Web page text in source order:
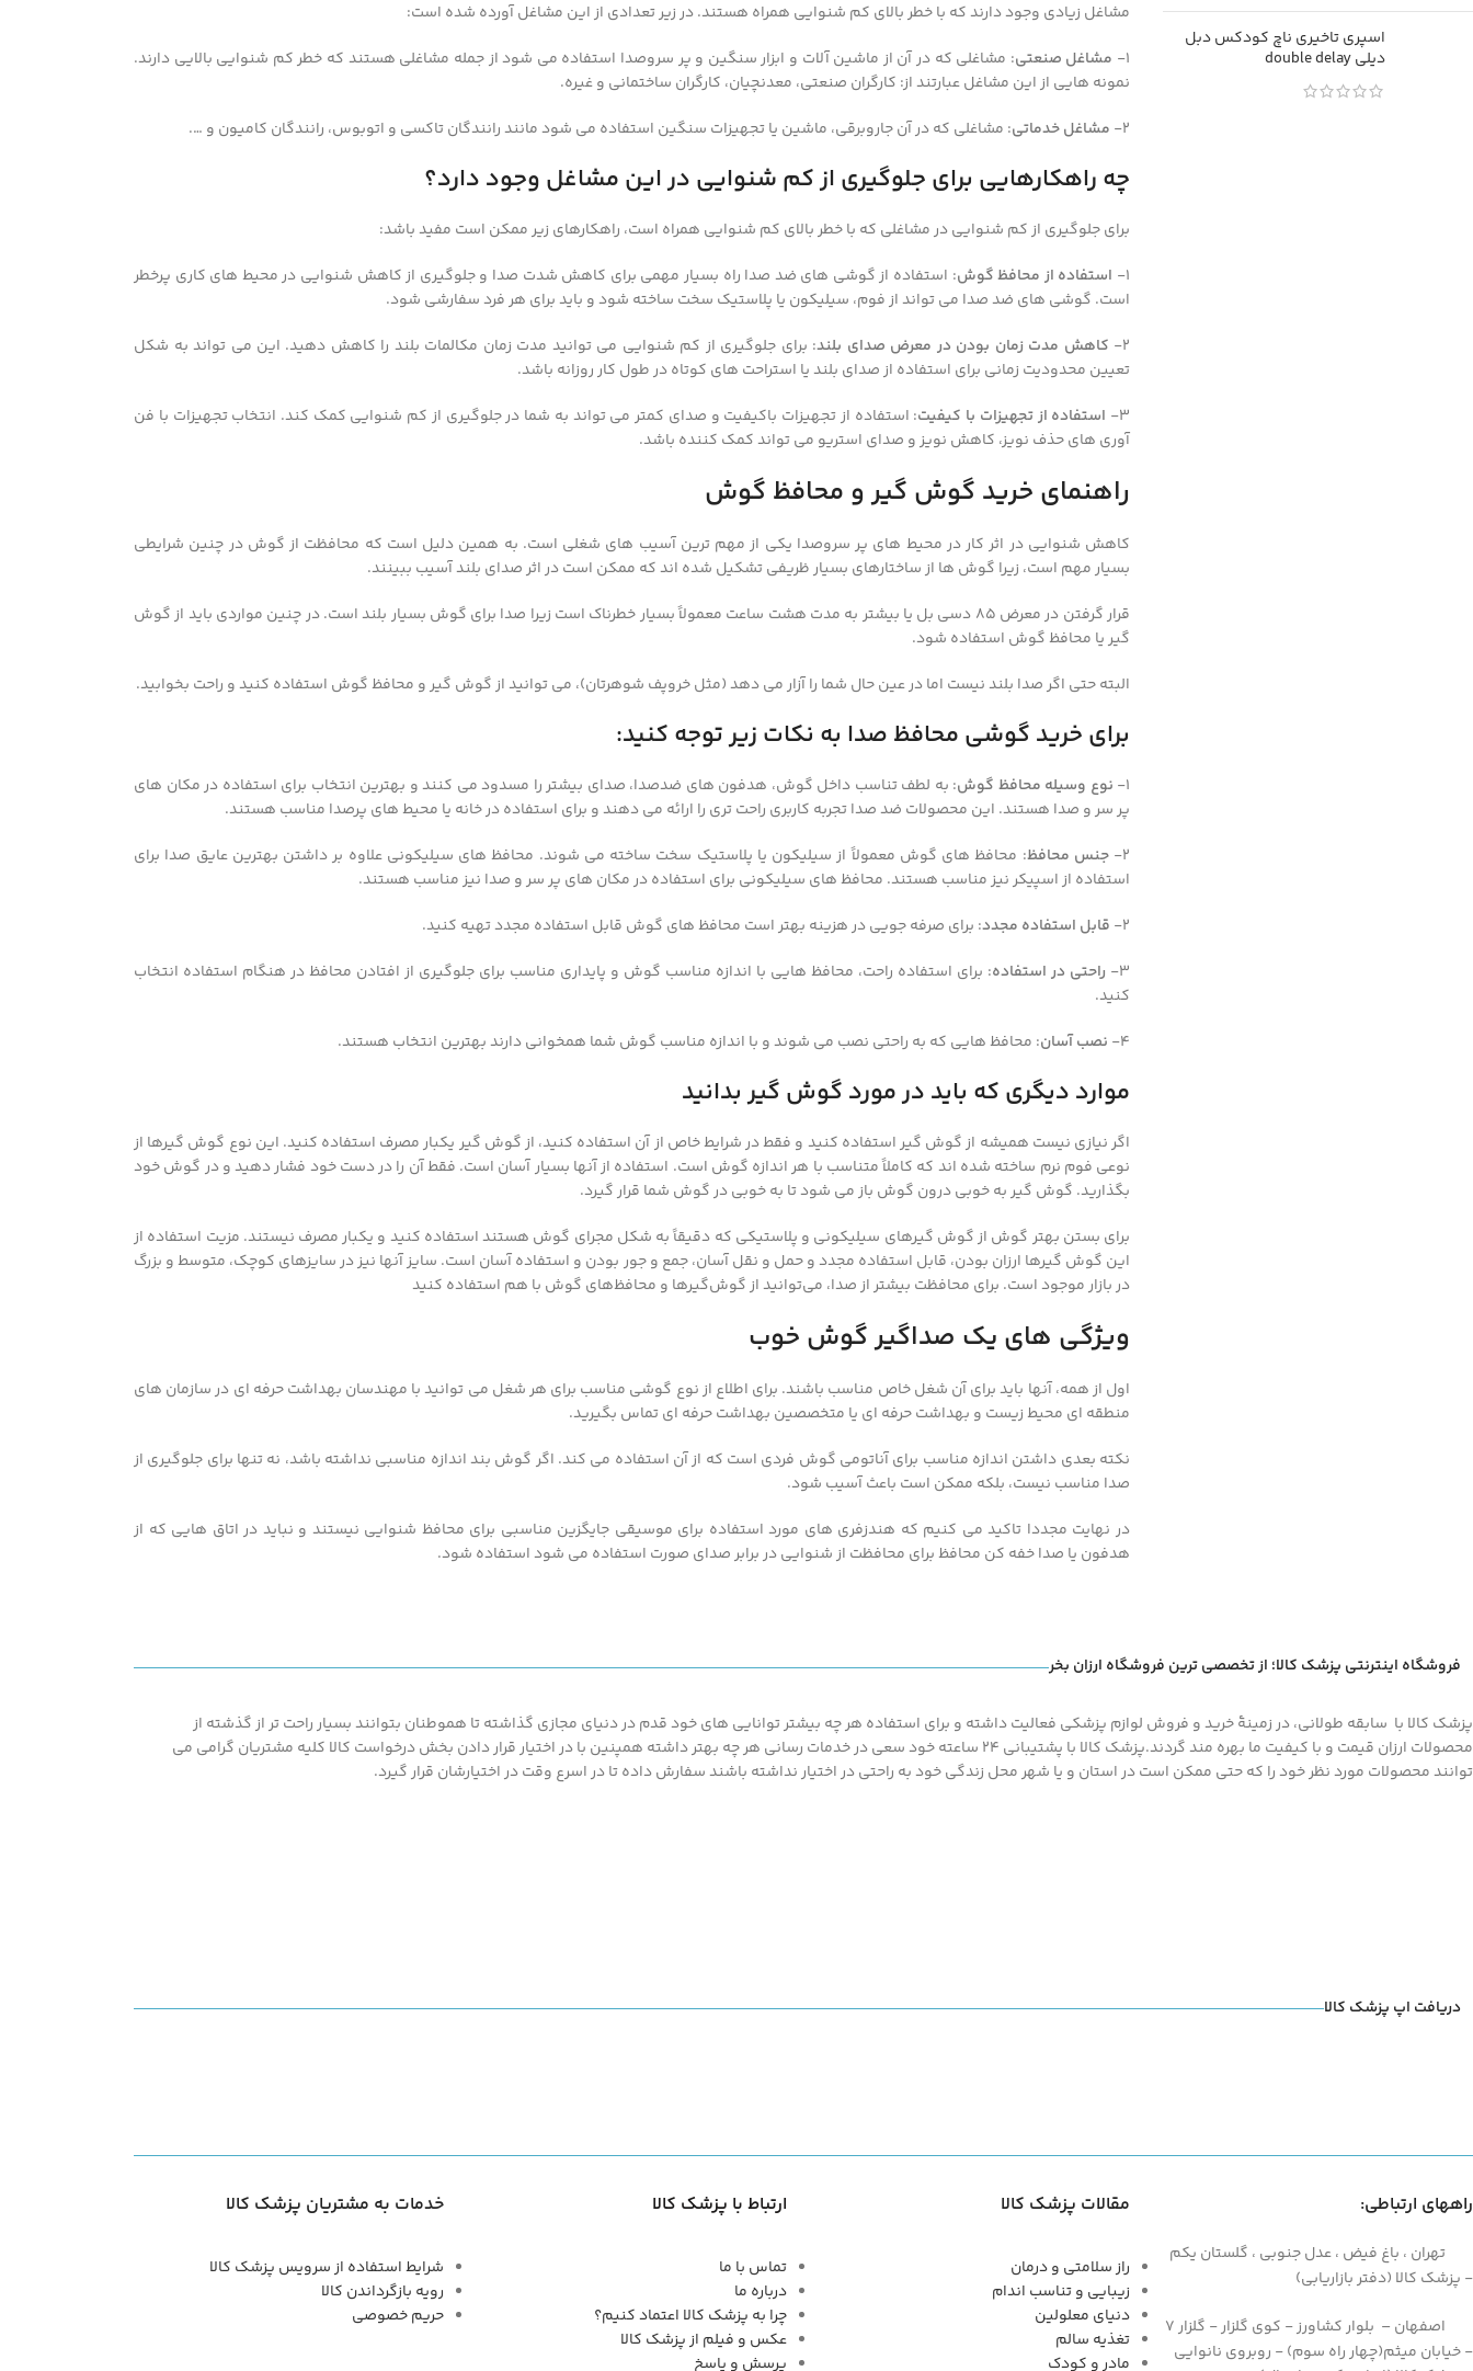
اسپری تاخیری ناچ کودکس دبل
دیلی double delay
مشاغل زیادی وجود دارند که با خطر بالای کم شنوایی همراه هستند. در زیر تعدادی از این مشاغل آورده شده است:
1-
مشاغل صنعتی: مشاغلی که در آن از ماشین آلات و ابزار سنگین و پر سروصدا استفاده می شود از جمله مشاغلی هستند که خطر کم شنوایی بالایی دارند.
نمونه هایی از این مشاغل عبارتند از: کارگران صنعتی، معدنچیان، کارگران ساختمانی و غیره.
2- مشاغل خدماتی: مشاغلی که در آن جاروبرقی، ماشین یا تجهیزات سنگین استفاده می شود مانند رانندگان تاکسی و اتوبوس، رانندگان کامیون و ….
چه راهکارهایی برای جلوگیری از کم شنوایی در این مشاغل وجود دارد؟
برای جلوگیری از کم شنوایی در مشاغلی که با خطر بالای کم شنوایی همراه است، راهکارهای زیر ممکن است مفید باشد:
1-
استفاده از محافظ گوش: استفاده از گوشی های ضد صدا راه بسیار مهمی برای کاهش شدت صدا و جلوگیری از کاهش شنوایی در محیط های کاری پرخطر
است. گوشی های ضد صدا می تواند از فوم، سیلیکون یا پلاستیک سخت ساخته شود و باید برای هر فرد سفارشی شود.
2-
کاهش مدت زمان بودن در معرض صدای بلند: برای جلوگیری از کم شنوایی می توانید مدت زمان مکالمات بلند را کاهش دهید. این می تواند به شکل
تعیین محدودیت زمانی برای استفاده از صدای بلند یا استراحت های کوتاه در طول کار روزانه باشد.
3-
استفاده از تجهیزات با کیفیت: استفاده از تجهیزات باکیفیت و صدای کمتر می تواند به شما در جلوگیری از کم شنوایی کمک کند. انتخاب تجهیزات با فن
آوری های حذف نویز، کاهش نویز و صدای استریو می تواند کمک کننده باشد.
راهنمای خرید گوش گیر و محافظ گوش
کاهش شنوایی در اثر کار در محیط های پر سروصدا یکی از مهم ترین آسیب های شغلی است. به همین دلیل است که محافظت از گوش در چنین شرایطی
بسیار مهم است، زیرا گوش ها از ساختارهای بسیار ظریفی تشکیل شده اند که ممکن است در اثر صدای بلند آسیب ببینند.
قرار گرفتن در معرض 85 دسی بل یا بیشتر به مدت هشت ساعت معمولاً بسیار خطرناک است زیرا صدا برای گوش بسیار بلند است. در چنین مواردی باید از گوش
گیر یا محافظ گوش استفاده شود.
البته حتی اگر صدا بلند نیست اما در عین حال شما را آزار می دهد (مثل خروپف شوهرتان)، می توانید از گوش گیر و محافظ گوش استفاده کنید و راحت بخوابید.
برای خرید گوشی محافظ صدا به نکات زیر توجه کنید:
1- نوع وسیله محافظ گوش: به لطف تناسب داخل گوش، هدفون های ضدصدا، صدای بیشتر را مسدود می کنند و بهترین انتخاب برای استفاده در مکان های
پر سر و صدا هستند. این محصولات ضد صدا تجربه کاربری راحت تری را ارائه می دهند و برای استفاده در خانه یا محیط های پرصدا مناسب هستند.
2-
جنس محافظ: محافظ های گوش معمولاً از سیلیکون یا پلاستیک سخت ساخته می شوند. محافظ های سیلیکونی علاوه بر داشتن بهترین عایق صدا برای
استفاده از اسپیکر نیز مناسب هستند. محافظ های سیلیکونی برای استفاده در مکان های پر سر و صدا نیز مناسب هستند.
2- قابل استفاده مجدد: برای صرفه جویی در هزینه بهتر است محافظ های گوش قابل استفاده مجدد تهیه کنید.
3-
راحتی در استفاده: برای استفاده راحت، محافظ هایی با اندازه مناسب گوش و پایداری مناسب برای جلوگیری از افتادن محافظ در هنگام استفاده انتخاب
کنید.
4- نصب آسان: محافظ هایی که به راحتی نصب می شوند و با اندازه مناسب گوش شما همخوانی دارند بهترین انتخاب هستند.
موارد دیگری که باید در مورد گوش گیر بدانید
اگر نیازی نیست همیشه از گوش گیر استفاده کنید و فقط در شرایط خاص از آن استفاده کنید، از گوش گیر یکبار مصرف استفاده کنید. این نوع گوش گیرها از
نوعی فوم نرم ساخته شده اند که کاملاً متناسب با هر اندازه گوش است. استفاده از آنها بسیار آسان است. فقط آن را در دست خود فشار دهید و در گوش خود
بگذارید. گوش گیر به خوبی درون گوش باز می شود تا به خوبی در گوش شما قرار گیرد.
برای بستن بهتر گوش از گوش گیرهای سیلیکونی و پلاستیکی که دقیقاً به شکل مجرای گوش هستند استفاده کنید و یکبار مصرف نیستند. مزیت استفاده از
این گوش گیرها ارزان بودن، قابل استفاده مجدد و حمل و نقل آسان، جمع و جور بودن و استفاده آسان است. سایز آنها نیز در سایزهای کوچک، متوسط و بزرگ
در بازار موجود است. برای محافظت بیشتر از صدا، می‌توانید از گوش‌گیرها و محافظ‌های گوش با هم استفاده کنید
ویژگی های یک صداگیر گوش خوب
اول از همه، آنها باید برای آن شغل خاص مناسب باشند. برای اطلاع از نوع گوشی مناسب برای هر شغل می توانید با مهندسان بهداشت حرفه ای در سازمان های
منطقه ای محیط زیست و بهداشت حرفه ای یا متخصصین بهداشت حرفه ای تماس بگیرید.
نکته بعدی داشتن اندازه مناسب برای آناتومی گوش فردی است که از آن استفاده می کند. اگر گوش بند اندازه مناسبی نداشته باشد، نه تنها برای جلوگیری از
صدا مناسب نیست، بلکه ممکن است باعث آسیب شود.
در نهایت مجددا تاکید می کنیم که هندزفری های مورد استفاده برای موسیقی جایگزین مناسبی برای محافظ شنوایی نیستند و نباید در اتاق هایی که از
هدفون یا صدا خفه کن محافظ برای محافظت از شنوایی در برابر صدای صورت استفاده می شود استفاده شود.
فروشگاه اینترنتی پزشک کالا؛ از تخصصی ترین فروشگاه ارزان بخر
پزشک کالا با سابقه طولانی، در زمینۀ خرید و فروش لوازم پزشکی فعالیت داشته و برای استفاده هر چه بیشتر توانایی های خود قدم در دنیای مجازی گذاشته تا هموطنان بتوانند بسیار راحت تر از گذشته از
محصولات ارزان قیمت و با کیفیت ما بهره مند گردند.پزشک کالا با پشتیبانی 24 ساعته خود سعی در خدمات رسانی هر چه بهتر داشته همپنین با در اختیار قرار دادن بخش درخواست کالا کلیه مشتریان گرامی می
توانند محصولات مورد نظر خود را که حتی ممکن است در استان و یا شهر محل زندگی خود به راحتی در اختیار نداشته باشند سفارش داده تا در اسرع وقت در اختیارشان قرار گیرد.
دریافت اپ پزشک کالا
خدمات به مشتریان پزشک کالا
شرایط استفاده از سرویس پزشک کالا
رویه بازگرداندن کالا
حریم خصوصی
ارتباط با پزشک کالا
تماس با ما
درباره ما
چرا به پزشک کالا اعتماد کنیم؟
عکس و فیلم از پزشک کالا
پرسش و پاسخ
مقالات پزشک کالا
راز سلامتی و درمان
زیبایی و تناسب اندام
دنیای معلولین
تغذیه سالم
مادر و کودک
راههای ارتباطی:
تهران ، باغ فیض ، عدل جنوبی ، گلستان یکم
- پزشک کالا (دفتر بازاریابی)
اصفهان – بلوار کشاورز - کوی گلزار - گلزار 7
- خیابان میثم(چهار راه سوم) - روبروی نانوایی